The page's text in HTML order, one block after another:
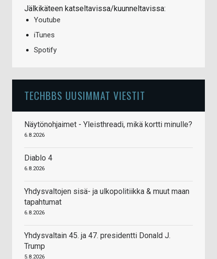
Jälkikäteen katseltavissa/kuunneltavissa:
Youtube
iTunes
Spotify
TECHBBS UUSIMMAT VIESTIT
Näytönohjaimet - Yleisthreadi, mikä kortti minulle?
6.8.2026
Diablo 4
6.8.2026
Yhdysvaltojen sisä- ja ulkopolitiikka & muut maan
tapahtumat
6.8.2026
Yhdysvaltain 45. ja 47. presidentti Donald J.
Trump
5.8.2026